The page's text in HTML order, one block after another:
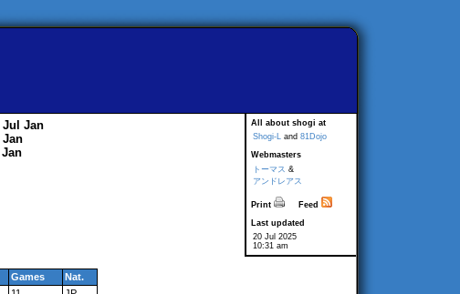
All about shogi at
Shogi-L and 81Dojo
Webmasters
トーマス &
アンドレアス
Print
Feed
Last updated
20 Jul 2025
10:31 am
Jul Jan
Jan
Jan
Games
Nat.